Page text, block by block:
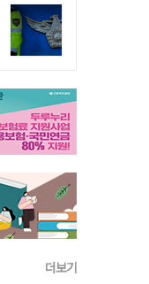
더보기